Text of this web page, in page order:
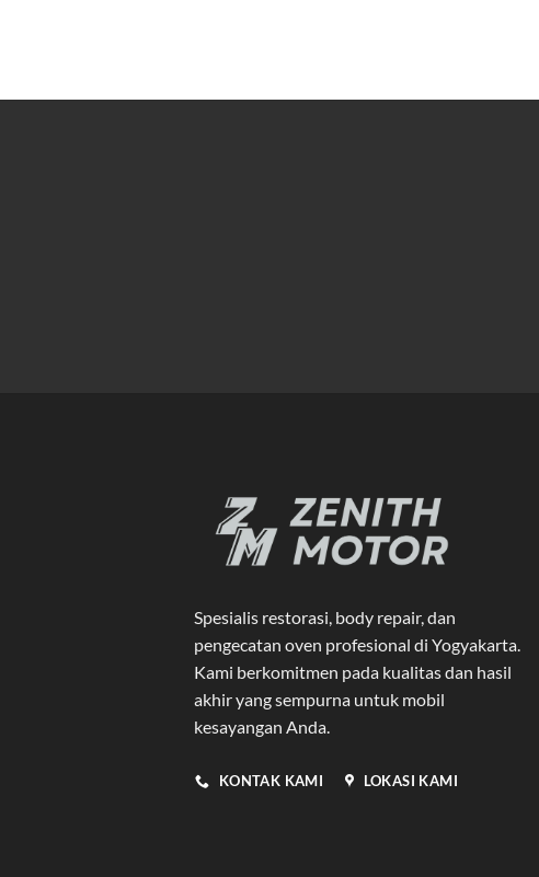
Spesialis restorasi, body repair, dan
pengecatan oven profesional di Yogyakarta.
Kami berkomitmen pada kualitas dan hasil
akhir yang sempurna untuk mobil
kesayangan Anda.
KONTAK KAMI LOKASI KAMI